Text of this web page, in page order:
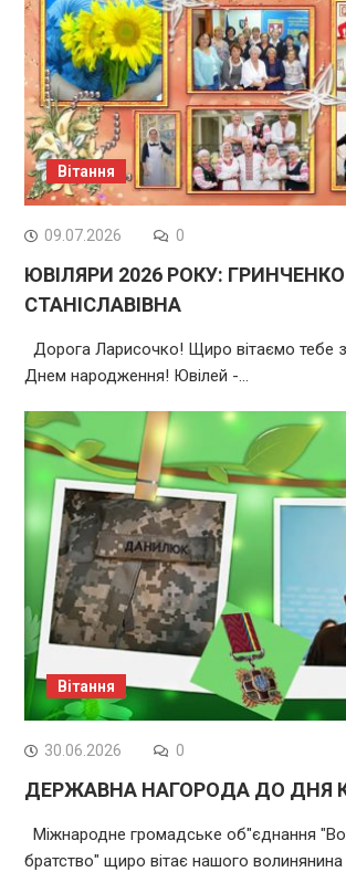
Вітання
09.07.2026 0
ЮВІЛЯРИ 2026 РОКУ:
СТАНІСЛАВІВНА
Дорога Ларисочко! Щиро вітаємо тебе
Днем народження! Ювілей -…
Вітання
30.06.2026 0
ДЕРЖАВНА НАГОРОДА ДО ДНЯ
Міжнародне громадське об"єднання
братство" щиро вітає нашого